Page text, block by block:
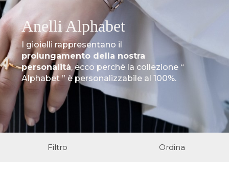
Anelli Alphabet
I gioielli rappresentano il
prolungamento della nostra
personalità, ecco perché la collezione “
Alphabet ” è personalizzabile al 100%.
Ordina
Filtro